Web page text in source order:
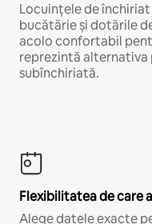
Locuințele de
bucătărie și dotările
acolo confortabil
reprezintă
subînchiriată.
Flexibilitatea de care
Alege datele exacte